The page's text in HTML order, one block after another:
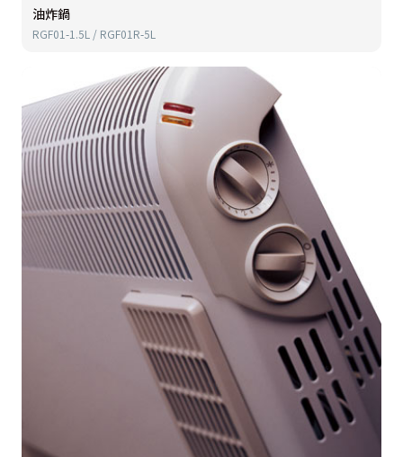
油炸鍋
RGF01-1.5L / RGF01R-5L